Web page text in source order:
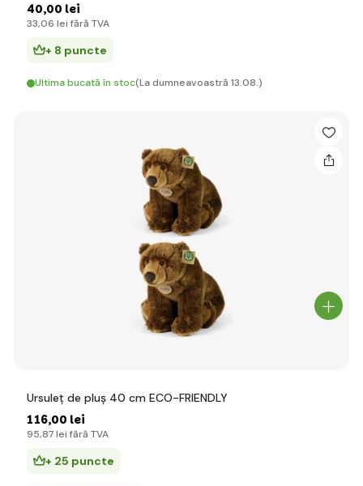
40,00 lei
33,06 lei fără TVA
+ 8 puncte
Ultima bucată în stoc(La dumneavoastră 13.08.)
Ursuleț de pluș 40 cm ECO-FRIENDLY
116,00 lei
95,87 lei fără TVA
+ 25 puncte